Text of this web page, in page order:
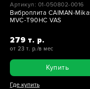
Артикул: 01-050802-0016
Виброплита CAIMAN-
MVC-T90HC VAS
279 т. р.
от 23 т. р./в мес
Купить
Где купить